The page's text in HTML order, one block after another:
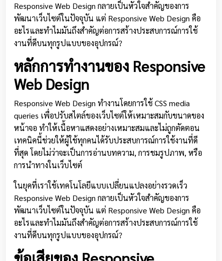
Responsive Web Design กลายเป็นหัวใจสำคัญของการ
พัฒนาเว็บไซต์ในปัจจุบัน แต่ Responsive Web Design คือ
อะไรและทำไมมันถึงสำคัญต่อการสร้างประสบการณ์การใช้
งานที่ดีบนทุกรูปแบบของอุปกรณ์?
หลักการทำงานของ Responsive
Web Design
Responsive Web Design ทำงานโดยการใช้ CSS media
queries เพื่อปรับสไตล์ของเว็บไซต์ให้เหมาะสมกับขนาดของ
หน้าจอ ทำให้เนื้อหาแสดงอย่างเหมาะสมและไม่ถูกตัดตอน
เทคนิคนี้ช่วยให้ผู้ใช้ทุกคนได้รับประสบการณ์การใช้งานที่ดี
ที่สุด โดยไม่ว่าจะเป็นการอ่านบทความ, การชมรูปภาพ, หรือ
การนำทางในเว็บไซต์
ในยุคที่เราใช้เทคโนโลยีแบบเปลี่ยนแปลงอย่างรวดเร็ว
Responsive Web Design กลายเป็นหัวใจสำคัญของการ
พัฒนาเว็บไซต์ในปัจจุบัน แต่ Responsive Web Design คือ
อะไรและทำไมมันถึงสำคัญต่อการสร้างประสบการณ์การใช้
งานที่ดีบนทุกรูปแบบของอุปกรณ์?